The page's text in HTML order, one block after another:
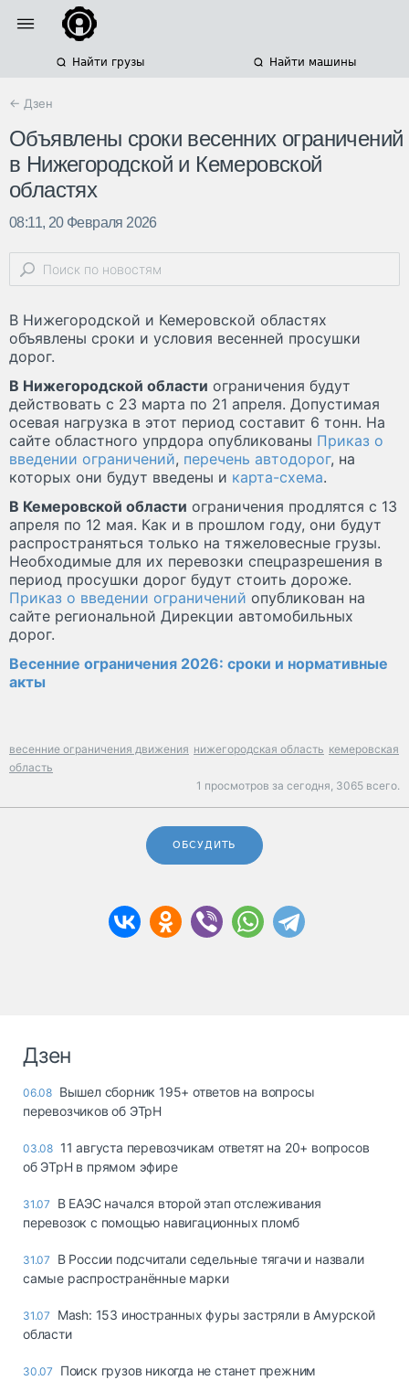
Найти грузы Найти машины
← Дзен
Объявлены сроки весенних ограничений
в Нижегородской и Кемеровской
областях
08:11, 20 Февраля 2026
В Нижегородской и Кемеровской областях
объявлены сроки и условия весенней просушки
дорог.
В Нижегородской области ограничения будут
действовать с 23 марта по 21 апреля. Допустимая
осевая нагрузка в этот период составит 6 тонн. На
сайте областного упрдора опубликованы Приказ о
введении ограничений, перечень автодорог, на
которых они будут введены и карта-схема.
В Кемеровской области ограничения продлятся с 13
апреля по 12 мая. Как и в прошлом году, они будут
распространяться только на тяжеловесные грузы.
Необходимые для их перевозки спецразрешения в
период просушки дорог будут стоить дороже.
Приказ о введении ограничений опубликован на
сайте региональной Дирекции автомобильных
дорог.
Весенние ограничения 2026: сроки и нормативные
акты
весенние ограничения движения нижегородская область кемеровская
область
1 просмотров за сегодня, 3065 всего.
ОБСУДИТЬ
Дзен
06.08 Вышел сборник 195+ ответов на вопросы
перевозчиков об ЭТрН
03.08 11 августа перевозчикам ответят на 20+ вопросов
об ЭТрН в прямом эфире
31.07
В ЕАЭС начался второй этап отслеживания
перевозок с помощью навигационных пломб
31.07
В России подсчитали седельные тягачи и назвали
самые распространённые марки
31.07
Mash: 153 иностранных фуры застряли в Амурской
области
30.07 Поиск грузов никогда не станет прежним